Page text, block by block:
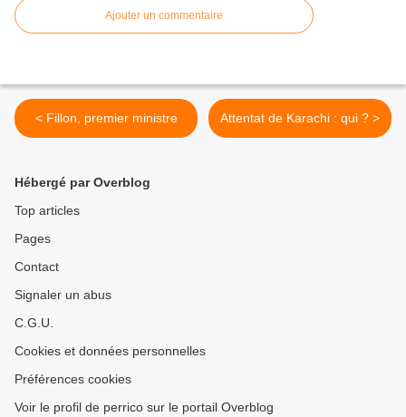
Ajouter un commentaire
< Fillon, premier ministre Attentat de Karachi : qui ? >
Hébergé par Overblog
Top articles
Pages
Contact
Signaler un abus
C.G.U.
Cookies et données personnelles
Préférences cookies
Voir le profil de perrico sur le portail Overblog